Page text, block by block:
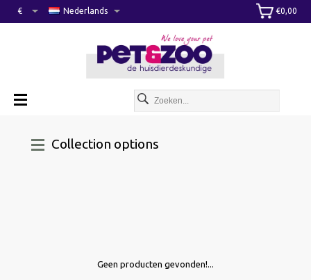
€0,00
Nederlands
€
Collection options
Geen producten gevonden!...